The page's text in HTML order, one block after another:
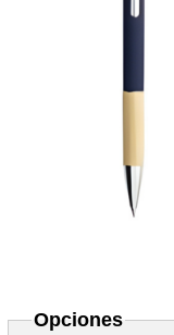
Opciones